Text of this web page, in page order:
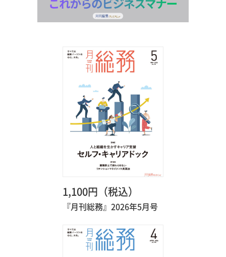
1,100円（税込）
『月刊総務』2026年5月号